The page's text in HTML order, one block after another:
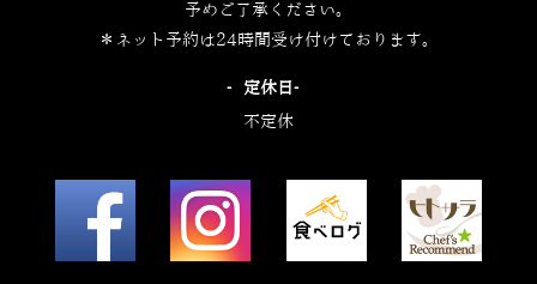
予めご了承ください。
＊ネット予約は24時間受け付けております。
‐定休日‐
不定休